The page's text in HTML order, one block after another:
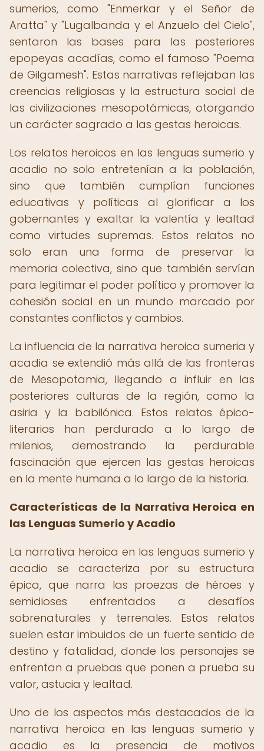
sumerios, como "Enmerkar y el Señor de
Aratta" y "Lugalbanda y el Anzuelo del Cielo",
sentaron las bases para las posteriores
epopeyas acadías, como el famoso "Poema
de Gilgamesh". Estas narrativas reflejaban las
creencias religiosas y la estructura social de
las civilizaciones mesopotámicas, otorgando
un carácter sagrado a las gestas heroicas.
Los relatos heroicos en las lenguas sumerio y
acadio no solo entretenían a la población,
sino que también cumplían funciones
educativas y políticas al glorificar a los
gobernantes y exaltar la valentía y lealtad
como virtudes supremas. Estos relatos no
solo eran una forma de preservar la
memoria colectiva, sino que también servían
para legitimar el poder político y promover la
cohesión social en un mundo marcado por
constantes conflictos y cambios.
La influencia de la narrativa heroica sumeria y
acadia se extendió más allá de las fronteras
de Mesopotamia, llegando a influir en las
posteriores culturas de la región, como la
asiria y la babilónica. Estos relatos épico-
literarios han perdurado a lo largo de
milenios, demostrando la perdurable
fascinación que ejercen las gestas heroicas
en la mente humana a lo largo de la historia.
Características de la Narrativa Heroica en
las Lenguas Sumerio y Acadio
La narrativa heroica en las lenguas sumerio y
acadio se caracteriza por su estructura
épica, que narra las proezas de héroes y
semidioses enfrentados a desafíos
sobrenaturales y terrenales. Estos relatos
suelen estar imbuidos de un fuerte sentido de
destino y fatalidad, donde los personajes se
enfrentan a pruebas que ponen a prueba su
valor, astucia y lealtad.
Uno de los aspectos más destacados de la
narrativa heroica en las lenguas sumerio y
acadio es la presencia de motivos